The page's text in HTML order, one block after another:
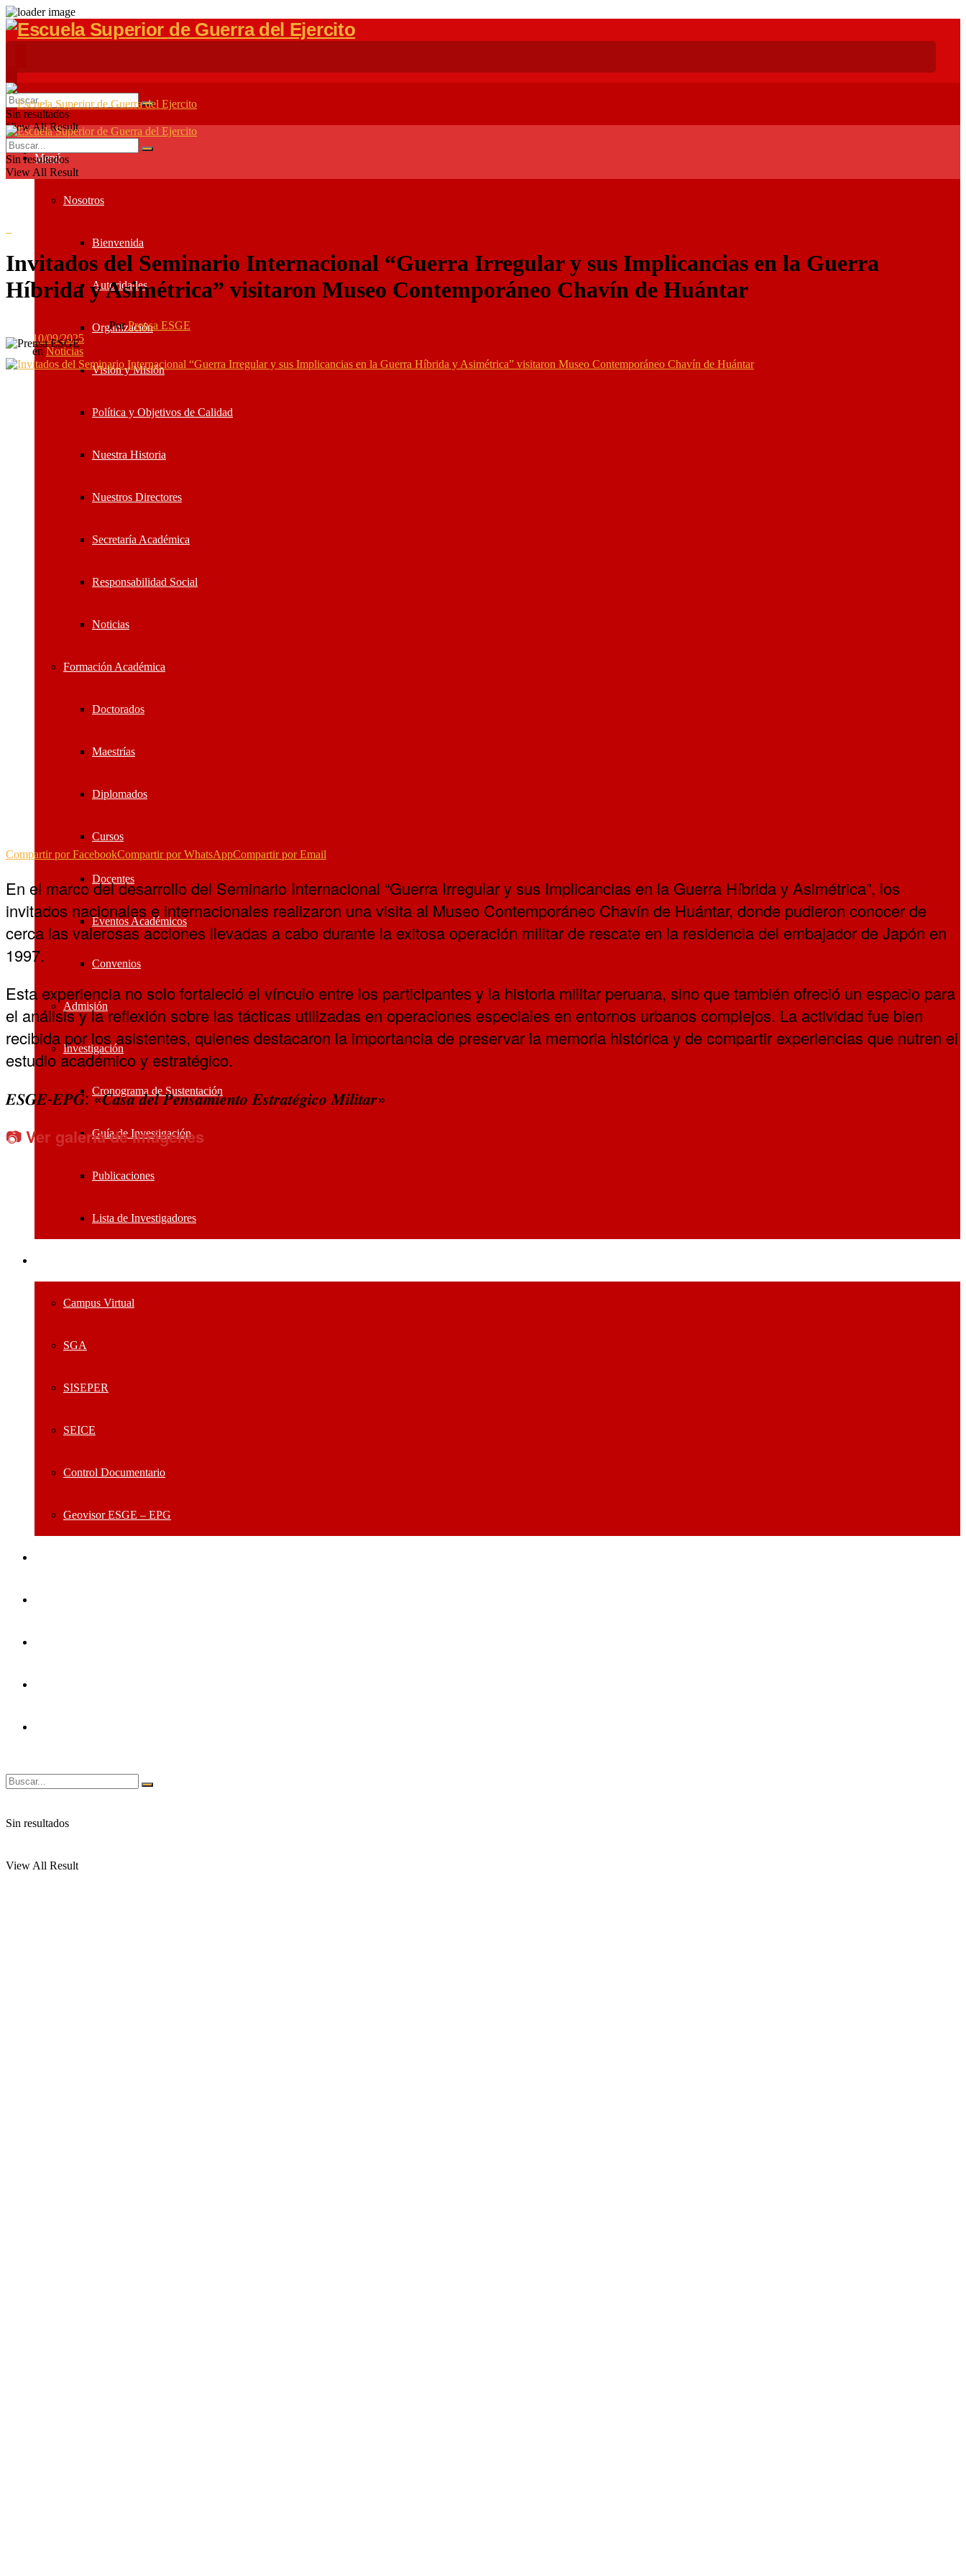
Sin resultados
View All Result
Menú
Nosotros
Bienvenida
Autoridades
Organización
Visión y Misión
Política y Objetivos de Calidad
Nuestra Historia
Nuestros Directores
Secretaría Académica
Responsabilidad Social
Noticias
Formación Académica
Doctorados
Maestrías
Diplomados
Cursos
Docentes
Eventos Académicos
Convenios
Admisión
Investigación
Cronograma de Sustentación
Guía de Investigación
Publicaciones
Lista de Investigadores
Campus Virtual
SGA
SISEPER
SEICE
Control Documentario
Geovisor ESGE – EPG
Sin resultados
View All Result
Sin resultados
View All Result
Invitados del Seminario Internacional “Guerra Irregular y sus Implicancias en la Guerra
Híbrida y Asimétrica” visitaron Museo Contemporáneo Chavín de Huántar
Por Prensa ESGE
10/09/2025
enNoticias
Compartir por FacebookCompartir por WhatsAppCompartir por Email
En el marco del desarrollo del Seminario Internacional “Guerra Irregular y sus Implicancias en la Guerra Híbrida y Asimétrica”, los
invitados nacionales e internacionales realizaron una visita al Museo Contemporáneo Chavín de Huántar, donde pudieron conocer de
cerca las valerosas acciones llevadas a cabo durante la exitosa operación militar de rescate en la residencia del embajador de Japón en
1997.
Esta experiencia no solo fortaleció el vínculo entre los participantes y la historia militar peruana, sino que también ofreció un espacio para
el análisis y la reflexión sobre las tácticas utilizadas en operaciones especiales en entornos urbanos complejos. La actividad fue bien
recibida por los asistentes, quienes destacaron la importancia de preservar la memoria histórica y de compartir experiencias que nutren el
estudio académico y estratégico.
𝑬𝑺𝑮𝑬-𝑬𝑷𝑮: «𝑪𝒂𝒔𝒂 𝒅𝒆𝒍 𝑷𝒆𝒏𝒔𝒂𝒎𝒊𝒆𝒏𝒕𝒐 𝑬𝒔𝒕𝒓𝒂𝒕𝒆́𝒈𝒊𝒄𝒐 𝑴𝒊𝒍𝒊𝒕𝒂𝒓»
📷Ver galería de imágenes